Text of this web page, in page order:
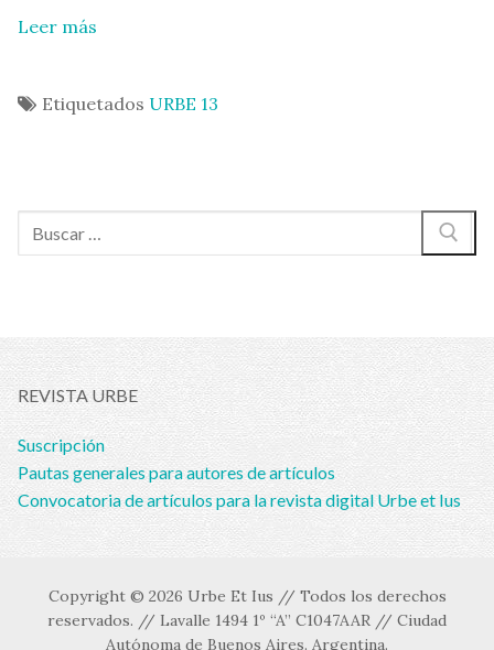
Leer más
Etiquetados URBE 13
REVISTA URBE
Suscripción
Pautas generales para autores de artículos
Convocatoria de artículos para la revista digital Urbe et Ius
Copyright © 2026 Urbe Et Ius // Todos los derechos
reservados. // Lavalle 1494 1º “A” C1047AAR // Ciudad
Autónoma de Buenos Aires. Argentina.